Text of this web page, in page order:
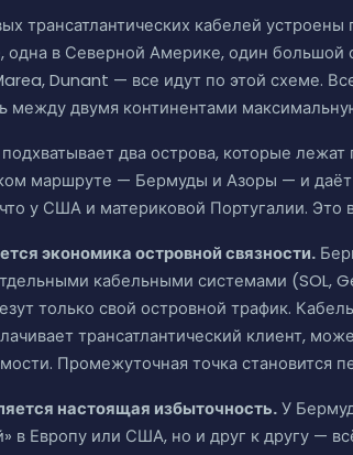
трансатлантических кабелей
одна в Северной Америке, один большой
Dunant — все идут по этой схеме.
между двумя континентами
два острова, которые лежат
маршруте — Бермуды и Азоры — и
у США и материковой Португалии. Это
экономика островной связности.
кабельными системами (SOL,
только свой островной трафик.
трансатлантический клиент,
Промежуточная точка становится
настоящая избыточность. У
в Европу или США, но и друг к другу —